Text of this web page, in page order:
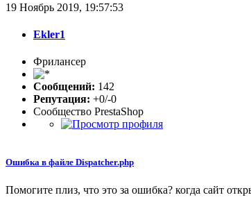
19 Ноябрь 2019, 19:57:53
Ekler1
Фрилансер
Сообщений: 142
Репутация: +0/-0
Сообщество PrestaShop
Ошибка в файле Dispatcher.php
Помогите плиз, что это за ошибка? когда сайт